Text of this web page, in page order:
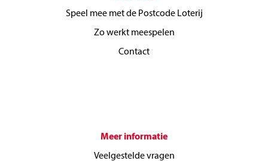
Speel mee met de Postcode Loterij
Zo werkt meespelen
Contact
Meer informatie
Veelgestelde vragen